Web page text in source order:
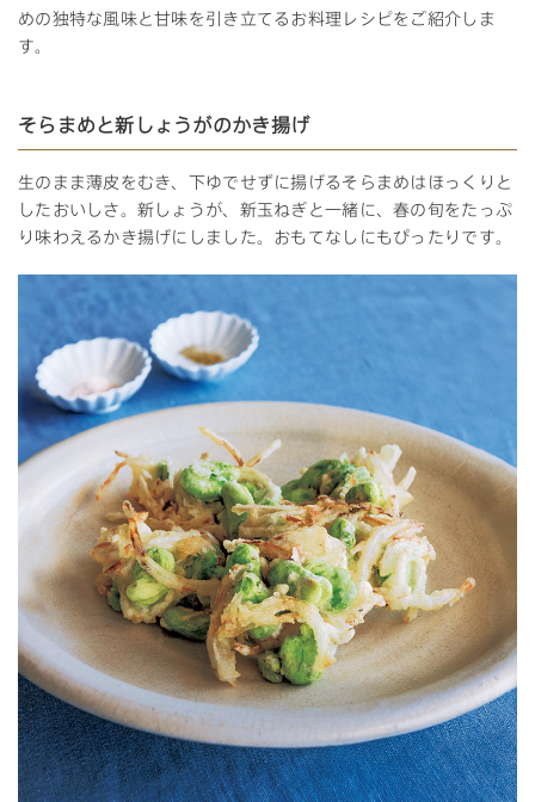
めの独特な風味と甘味を引き立てるお料理レシピをご紹介しま
す。
そらまめと新しょうがのかき揚げ
生のまま薄皮をむき、下ゆでせずに揚げるそらまめはほっくりと
したおいしさ。新しょうが、新玉ねぎと一緒に、春の旬をたっぷ
り味わえるかき揚げにしました。おもてなしにもぴったりです。